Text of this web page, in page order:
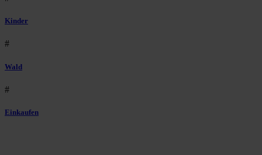
Kinder
#
Wald
#
Einkaufen